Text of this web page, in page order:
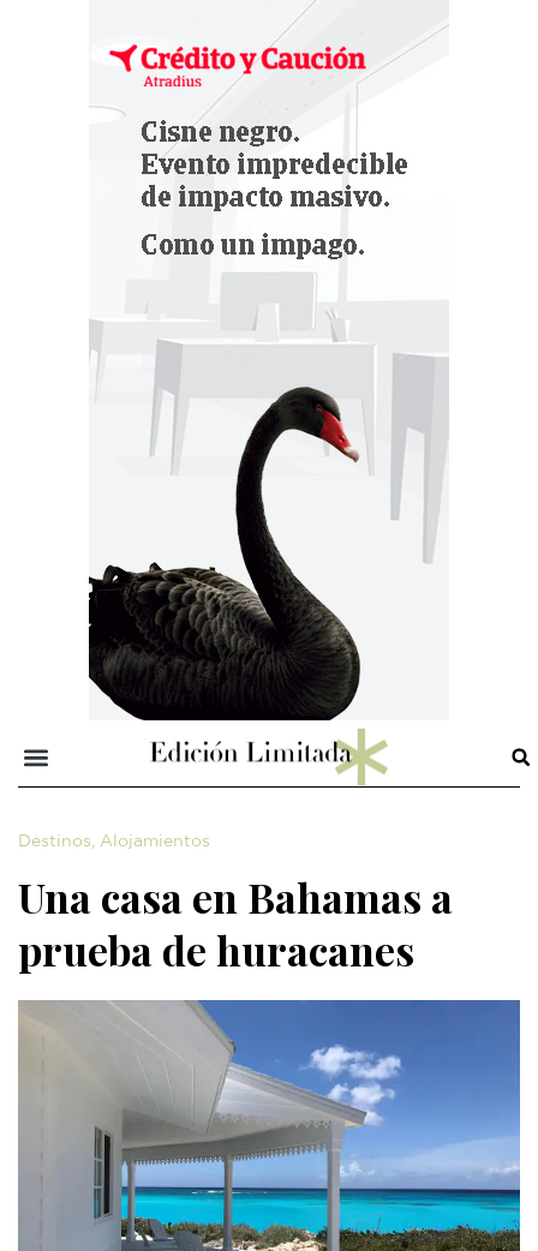
Destinos, Alojamientos
Una casa en Bahamas a
prueba de huracanes